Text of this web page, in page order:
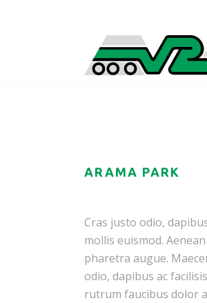
ARAMA PARK
Cras justo odio,
mollis euismod.
pharetra augue.
odio, dapibus ac
rutrum faucibus dolor